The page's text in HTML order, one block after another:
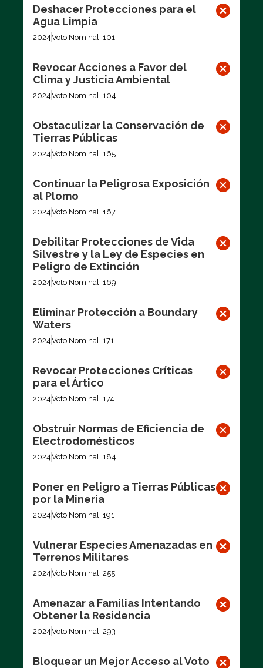
Deshacer Protecciones para el
Agua Limpia
2024Voto Nominal: 101
Revocar Acciones a Favor del
Clima y Justicia Ambiental
2024Voto Nominal: 104
Obstaculizar la Conservación de
Tierras Públicas
2024Voto Nominal: 165
Continuar la Peligrosa Exposición
al Plomo
2024Voto Nominal: 167
Debilitar Protecciones de Vida
Silvestre y la Ley de Especies en
Peligro de Extinción
2024Voto Nominal: 169
Eliminar Protección a Boundary
Waters
2024Voto Nominal: 171
Revocar Protecciones Críticas
para el Ártico
2024Voto Nominal: 174
Obstruir Normas de Eficiencia de
Electrodomésticos
2024Voto Nominal: 184
Poner en Peligro a Tierras Públicas
por la Minería
2024Voto Nominal: 191
Vulnerar Especies Amenazadas en
Terrenos Militares
2024Voto Nominal: 255
Amenazar a Familias Intentando
Obtener la Residencia
2024Voto Nominal: 293
Bloquear un Mejor Acceso al Voto